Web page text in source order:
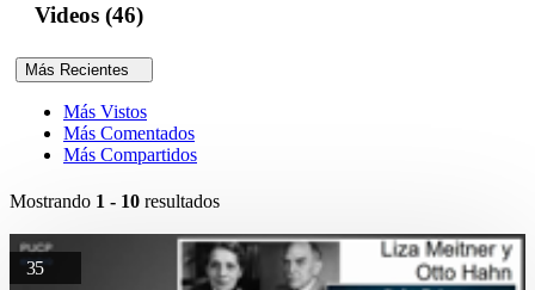
Videos (46)
Más Recientes
Más Vistos
Más Comentados
Más Compartidos
Mostrando 1 - 10 resultados
35